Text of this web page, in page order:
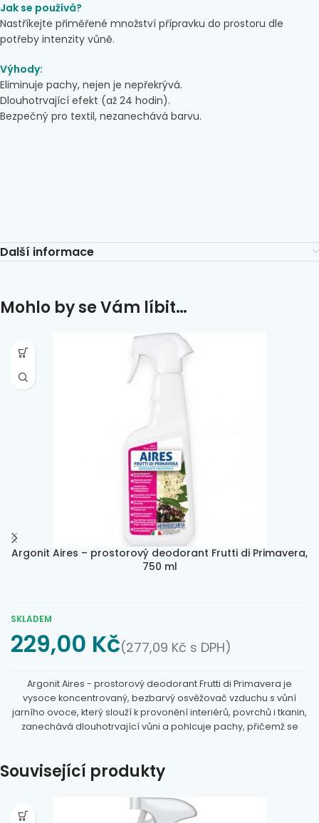
Jak se používá?
Nastříkejte přiměřené množství přípravku do prostoru dle
potřeby intenzity vůně.
Výhody:
Eliminuje pachy, nejen je nepřekrývá.
Dlouhotrvající efekt (až 24 hodin).
Bezpečný pro textil, nezanechává barvu.
Další informace
Mohlo by se Vám líbit…
Argonit Aires – prostorový deodorant Frutti di Primavera,
750 ml
SKLADEM
229,00 Kč(277,09 Kč s DPH)
Argonit Aires - prostorový deodorant Frutti di Primavera je
vysoce koncentrovaný, bezbarvý osvěžovač vzduchu s vůní
jarního ovoce, který slouží k provonění interiérů, povrchů i tkanin,
zanechává dlouhotrvající vůni a pohlcuje pachy, přičemž se
Související produkty